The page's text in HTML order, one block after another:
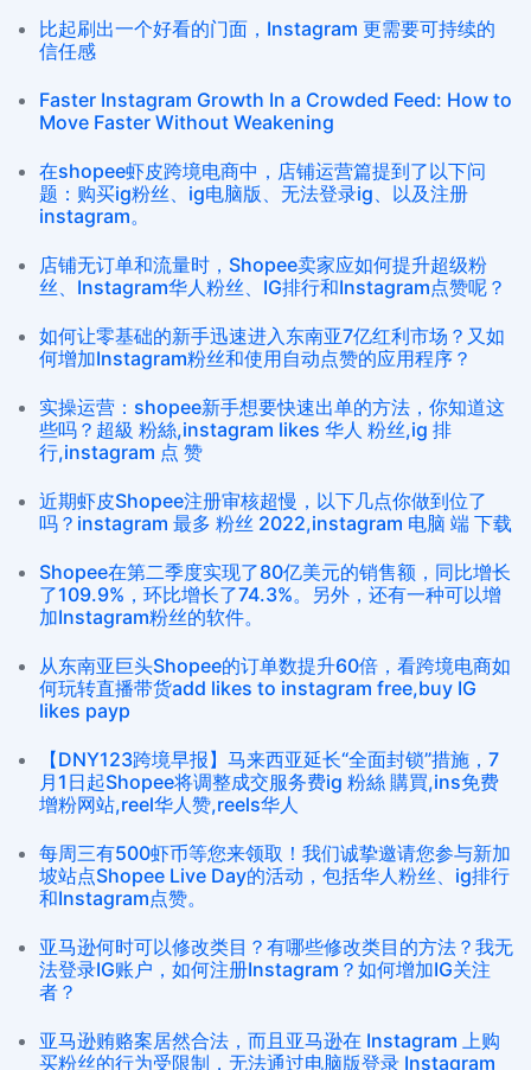
比起刷出一个好看的门面，Instagram 更需要可持续的
信任感
Faster Instagram Growth In a Crowded Feed: How to
Move Faster Without Weakening
在shopee虾皮跨境电商中，店铺运营篇提到了以下问
题：购买ig粉丝、ig电脑版、无法登录ig、以及注册
instagram。
店铺无订单和流量时，Shopee卖家应如何提升超级粉
丝、Instagram华人粉丝、IG排行和Instagram点赞呢？
如何让零基础的新手迅速进入东南亚7亿红利市场？又如
何增加Instagram粉丝和使用自动点赞的应用程序？
实操运营：shopee新手想要快速出单的方法，你知道这
些吗？超級 粉絲,instagram likes 华人 粉丝,ig 排
行,instagram 点 赞
近期虾皮Shopee注册审核超慢，以下几点你做到位了
吗？instagram 最多 粉丝 2022,instagram 电脑 端 下载
Shopee在第二季度实现了80亿美元的销售额，同比增长
了109.9%，环比增长了74.3%。另外，还有一种可以增
加Instagram粉丝的软件。
从东南亚巨头Shopee的订单数提升60倍，看跨境电商如
何玩转直播带货add likes to instagram free,buy IG
likes payp
【DNY123跨境早报】马来西亚延长“全面封锁”措施，7
月1日起Shopee将调整成交服务费ig 粉絲 購買,ins免费
增粉网站,reel华人赞,reels华人
每周三有500虾币等您来领取！我们诚挚邀请您参与新加
坡站点Shopee Live Day的活动，包括华人粉丝、ig排行
和Instagram点赞。
亚马逊何时可以修改类目？有哪些修改类目的方法？我无
法登录IG账户，如何注册Instagram？如何增加IG关注
者？
亚马逊贿赂案居然合法，而且亚马逊在 Instagram 上购
买粉丝的行为受限制，无法通过电脑版登录 Instagram